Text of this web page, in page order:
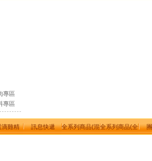
滴雞精 訊息快遞 全系列商品(混搭零售區)全系列商品(全部免
專區
專區